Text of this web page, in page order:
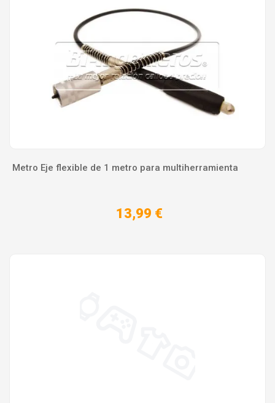
Metro Eje flexible de 1 metro para multiherramienta
13,99 €